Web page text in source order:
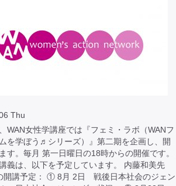
Thu
WAN女性学講座では『フェミ・ラボ（WANフ
を学ぼう♬シリーズ）』第二期を企画し、開
す。毎月 第一日曜日の18時からの開催です。
義は、以下を予定しています。 内藤和美先
開講予定： ① 8月 2日 戦後日本社会のジェン